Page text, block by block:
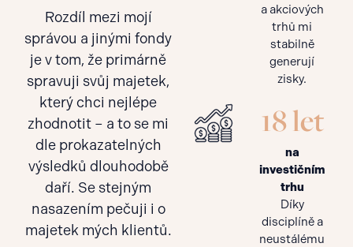
Rozdíl mezi mojí
správou a jinými fondy
je v tom, že primárně
spravuji svůj majetek,
který chci nejlépe
zhodnotit – a to se mi
dle prokazatelných
výsledků dlouhodobě
daří. Se stejným
nasazením pečuji i o
majetek mých klientů.
a akciových
trhů mi
stabilně
generují
zisky.
18 let
na
investičním
trhu
Díky
disciplíně a
neustálému